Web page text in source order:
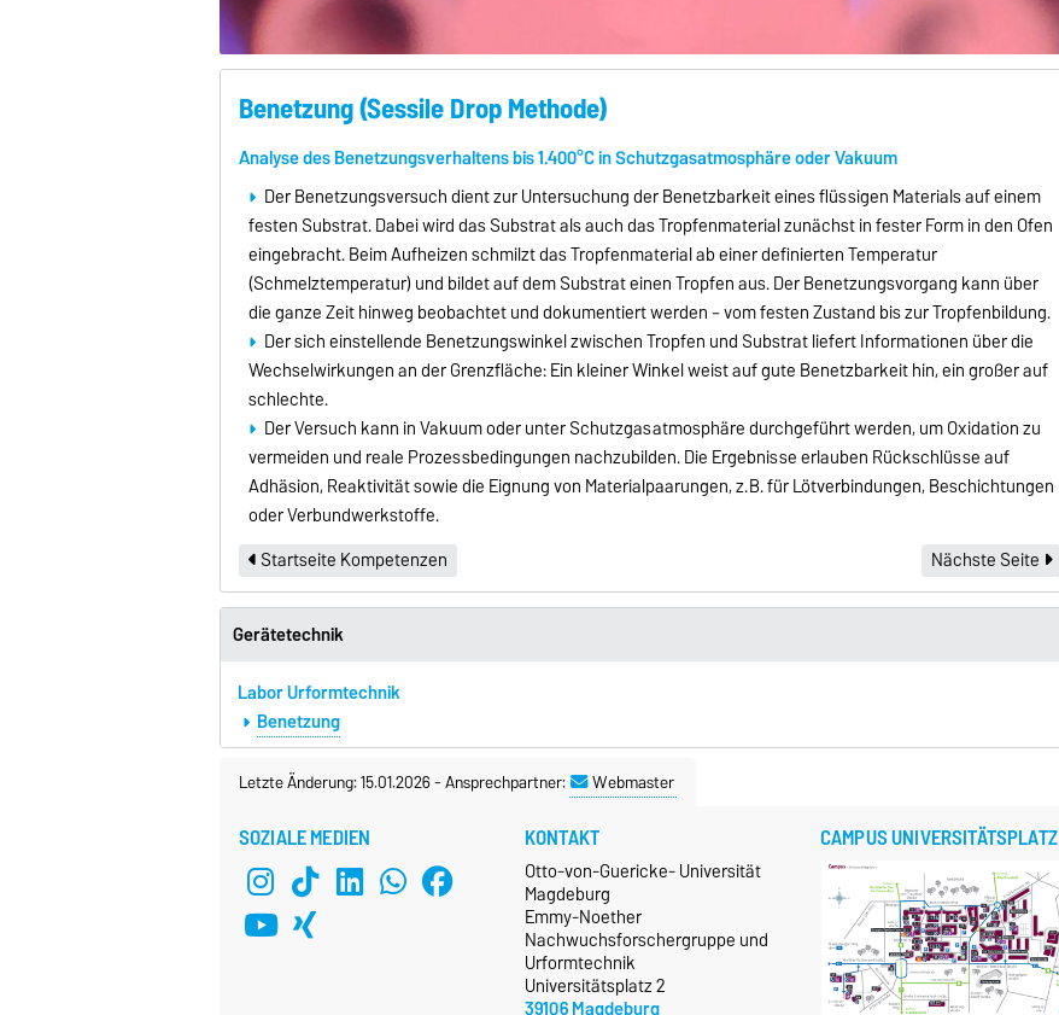
Benetzung (Sessile Drop Methode)
Analyse des Benetzungsverhaltens bis 1.400°C in Schutzgasatmosphäre oder Vakuum
Der Benetzungsversuch dient zur Untersuchung der Benetzbarkeit eines flüssigen Materials auf einem
festen Substrat. Dabei wird das Substrat als auch das Tropfenmaterial zunächst in fester Form in den Ofen
eingebracht. Beim Aufheizen schmilzt das Tropfenmaterial ab einer definierten Temperatur
(Schmelztemperatur) und bildet auf dem Substrat einen Tropfen aus. Der Benetzungsvorgang kann über
die ganze Zeit hinweg beobachtet und dokumentiert werden – vom festen Zustand bis zur Tropfenbildung.
Der sich einstellende Benetzungswinkel zwischen Tropfen und Substrat liefert Informationen über die
Wechselwirkungen an der Grenzfläche: Ein kleiner Winkel weist auf gute Benetzbarkeit hin, ein großer auf
schlechte.
Der Versuch kann in Vakuum oder unter Schutzgasatmosphäre durchgeführt werden, um Oxidation zu
vermeiden und reale Prozessbedingungen nachzubilden. Die Ergebnisse erlauben Rückschlüsse auf
Adhäsion, Reaktivität sowie die Eignung von Materialpaarungen, z. B. für Lötverbindungen, Beschichtungen
oder Verbundwerkstoffe.
Startseite Kompetenzen
Nächste Seite
Gerätetechnik
Labor Urformtechnik
Benetzung
Letzte Änderung: 15.01.2026-Ansprechpartner: Webmaster
SOZIALE MEDIEN KONTAKT
Otto-von-Guericke- Universität
Magdeburg
Emmy-Noether
Nachwuchsforschergruppe und
Urformtechnik
Universitätsplatz 2
39106 Magdeburg
CAMPUS UNIVERSITÄTSPLATZ